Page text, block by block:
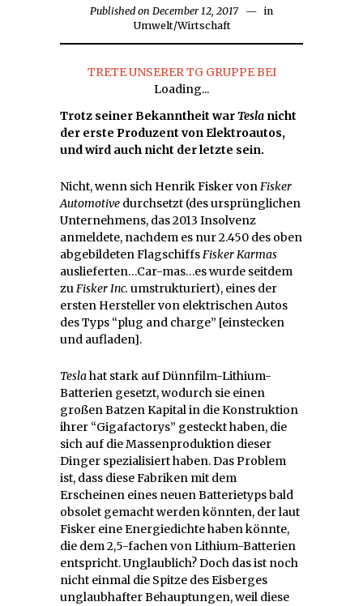
Published on December 12, 2017
in
Umwelt/Wirtschaft
TRETE UNSERER TG GRUPPE BEI
Loading...
Trotz seiner Bekanntheit warTesla nicht
der erste Produzent von Elektroautos,
und wird auch nicht der letzte sein.
Nicht, wenn sich Henrik Fisker vonFisker
Automotive durchsetzt (des ursprünglichen
Unternehmens, das 2013 Insolvenz
anmeldete, nachdem es nur 2.450 des oben
abgebildeten FlagschiffsFisker Karmas
auslieferten…Car-mas…es wurde seitdem
zuFisker Inc. umstrukturiert), eines der
ersten Hersteller von elektrischen Autos
des Typs “plug and charge” [einstecken
und aufladen].
Teslahat stark auf Dünnfilm-Lithium-
Batterien gesetzt, wodurch sie einen
großen Batzen Kapital in die Konstruktion
ihrer “Gigafactorys” gesteckt haben, die
sich auf die Massenproduktion dieser
Dinger spezialisiert haben. Das Problem
ist, dass diese Fabriken mit dem
Erscheinen eines neuen Batterietyps bald
obsolet gemacht werden könnten, der laut
Fisker eine Energiedichte haben könnte,
die dem 2,5-fachen von Lithium-Batterien
entspricht. Unglaublich? Doch das ist noch
nicht einmal die Spitze des Eisberges
unglaubhafter Behauptungen, weil diese